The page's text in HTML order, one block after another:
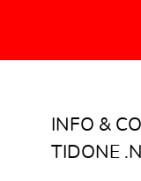
INFO &
TIDONE